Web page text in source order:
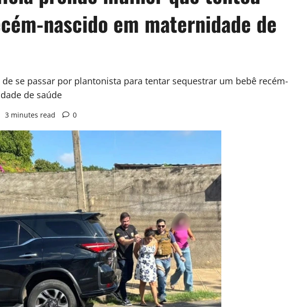
nascido em maternidade de
se passar por plantonista para tentar sequestrar um bebê recém-
de saúde
3 minutes read 0